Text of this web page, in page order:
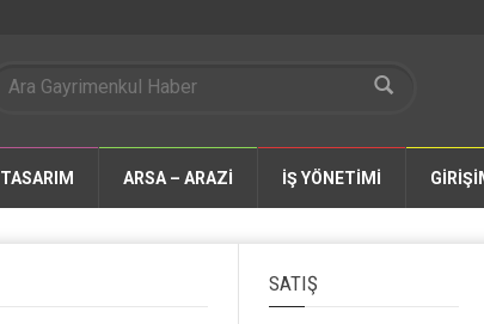
TASARIM ARSA – ARAZİ İŞ YÖNETİMİ
SATIŞ